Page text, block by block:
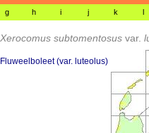
g h i j k l
Xerocomus subtomentosus var.
Fluweelboleet (var. luteolus)